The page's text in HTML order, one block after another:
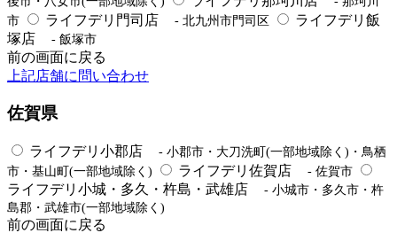
市
ライフデリ門司店 - 北九州市門司区
ライフデリ飯
塚店
- 飯塚市
前の画面に戻る
上記店舗に問い合わせ
佐賀県
ライフデリ小郡店
- 小郡市・大刀洗町(一部地域除く)・鳥栖
市・基山町(一部地域除く)
ライフデリ佐賀店 - 佐賀市
ライフデリ小城・多久・杵島・武雄店
- 小城市・多久市・杵
島郡・武雄市(一部地域除く)
前の画面に戻る